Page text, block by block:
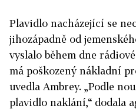
Plavidlo nacházející se
jihozápadně od
vyslalo během dne
má poškozený nákladní
uvedla Ambrey. „Podle
plavidlo naklání,“ dodala